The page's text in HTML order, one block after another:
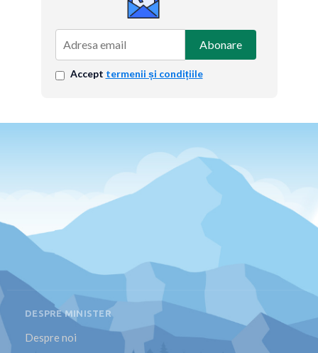
Abonare
Accept termenii și condițiile
DESPRE MINISTER
Despre noi